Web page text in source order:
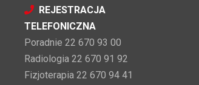
REJESTRACJA
TELEFONICZNA
Poradnie 22 670 93 00
Radiologia 22 670 91 92
Fizjoterapia 22 670 94 41